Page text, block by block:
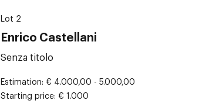
Lot 2
Enrico Castellani
Senza titolo
Estimation € 4.000,00 - 5.000,00
Starting price € 1.000